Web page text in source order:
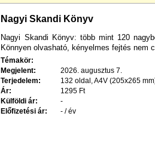
Nagyi Skandi Könyv
Nagyi Skandi Könyv: több mint 120
Könnyen olvasható, kényelmes fejtés nem
Témakör:
Megjelent:
2026. augusztus 7.
Terjedelem:
132 oldal, A4V (205x265
Ár:
1295 Ft
Külföldi ár:
-
Előfizetési ár:
- / év